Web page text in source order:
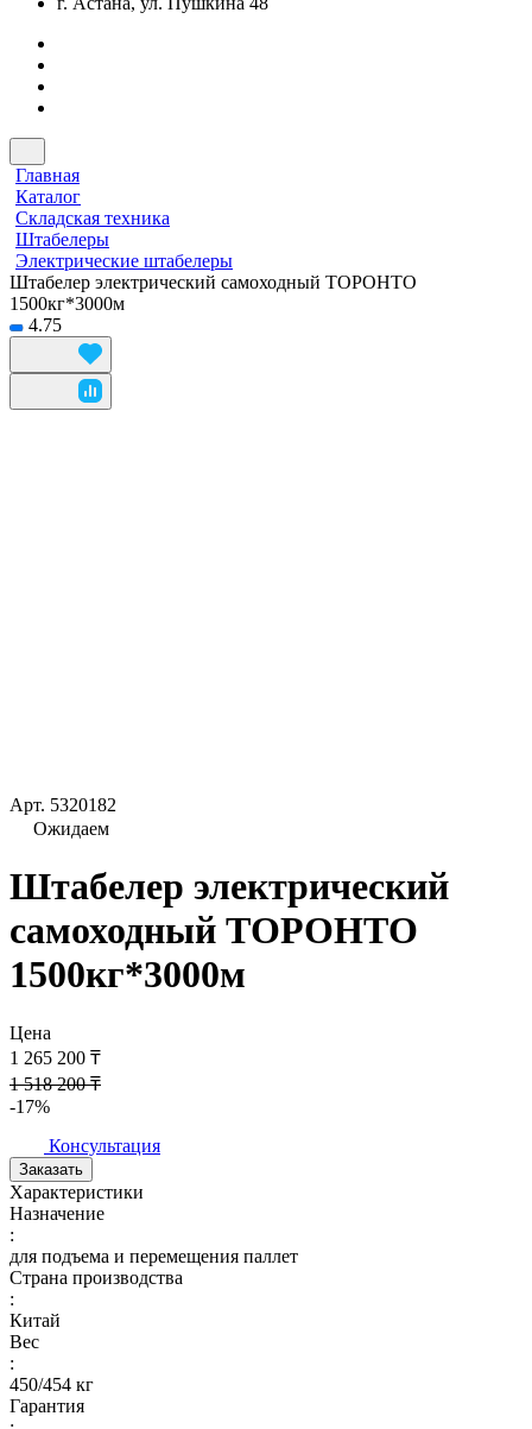
Главная
Каталог
Складская техника
Штабелеры
Электрические штабелеры
Штабелер электрический самоходный ТОРОНТО
1500кг*3000м
4.75
Арт. 5320182
Ожидаем
Штабелер электрический
самоходный ТОРОНТО
1500кг*3000м
Цена
1 265 200 ₸
1 518 200 ₸
-17%
Консультация
Заказать
Характеристики
Назначение
:
для подъема и перемещения паллет
Страна производства
:
Китай
Вес
:
450/454 кг
Гарантия